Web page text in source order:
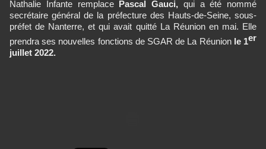
Nathalie Infante remplace Pascal Gauci, qui a été nommé
secrétaire général de la préfecture des Hauts-de-Seine, sous-
préfet de Nanterre, et qui avait quitté La Réunion en mai. Elle
prendra ses nouvelles fonctions de SGAR de La Réunion le 1er
juillet 2022.